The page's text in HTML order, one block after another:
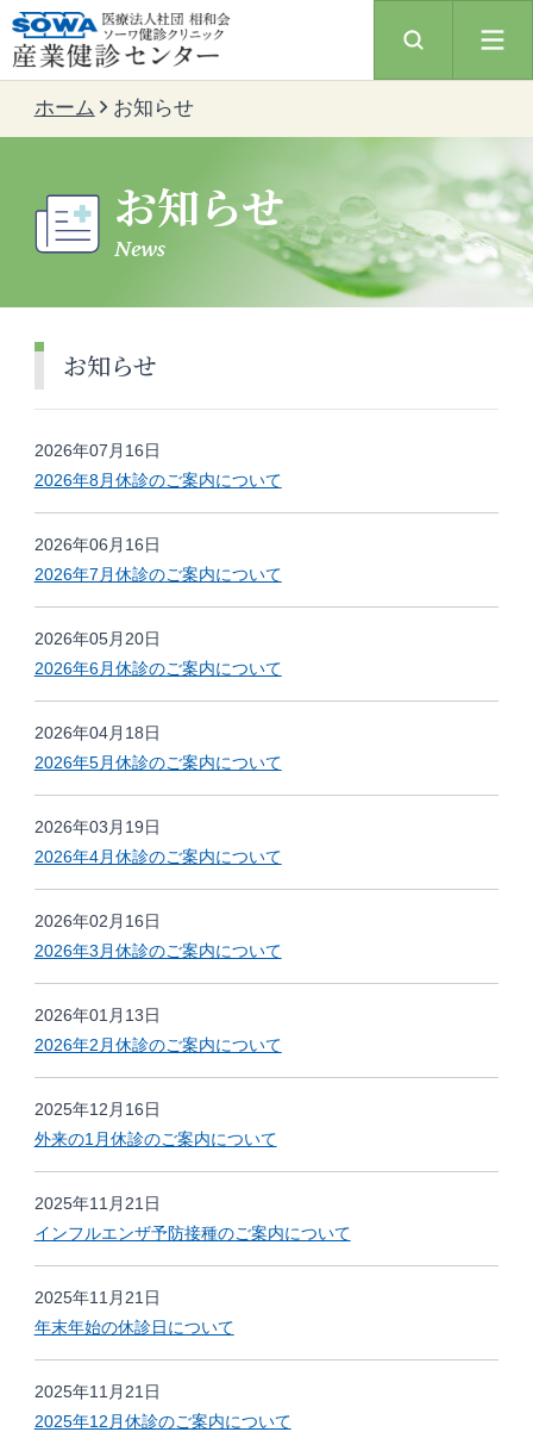
ホーム お知らせ
お知らせ
News
お知らせ
2026年07月16日
2026年8月休診のご案内について
2026年06月16日
2026年7月休診のご案内について
2026年05月20日
2026年6月休診のご案内について
2026年04月18日
2026年5月休診のご案内について
2026年03月19日
2026年4月休診のご案内について
2026年02月16日
2026年3月休診のご案内について
2026年01月13日
2026年2月休診のご案内について
2025年12月16日
外来の1月休診のご案内について
2025年11月21日
インフルエンザ予防接種のご案内について
2025年11月21日
年末年始の休診日について
2025年11月21日
2025年12月休診のご案内について